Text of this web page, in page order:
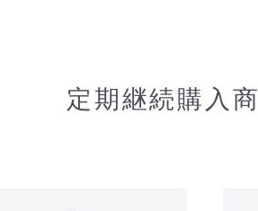
定期継続購入